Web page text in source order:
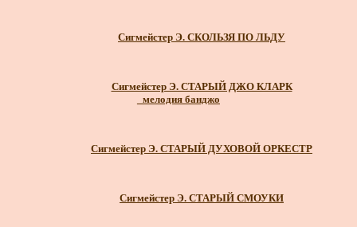
Сигмейстер Э. СКОЛЬЗЯ ПО ЛЬДУ
Сигмейстер Э. СТАРЫЙ ДЖО КЛАРК
_мелодия банджо
Сигмейстер Э. СТАРЫЙ ДУХОВОЙ ОРКЕСТР
Сигмейстер Э. СТАРЫЙ СМОУКИ